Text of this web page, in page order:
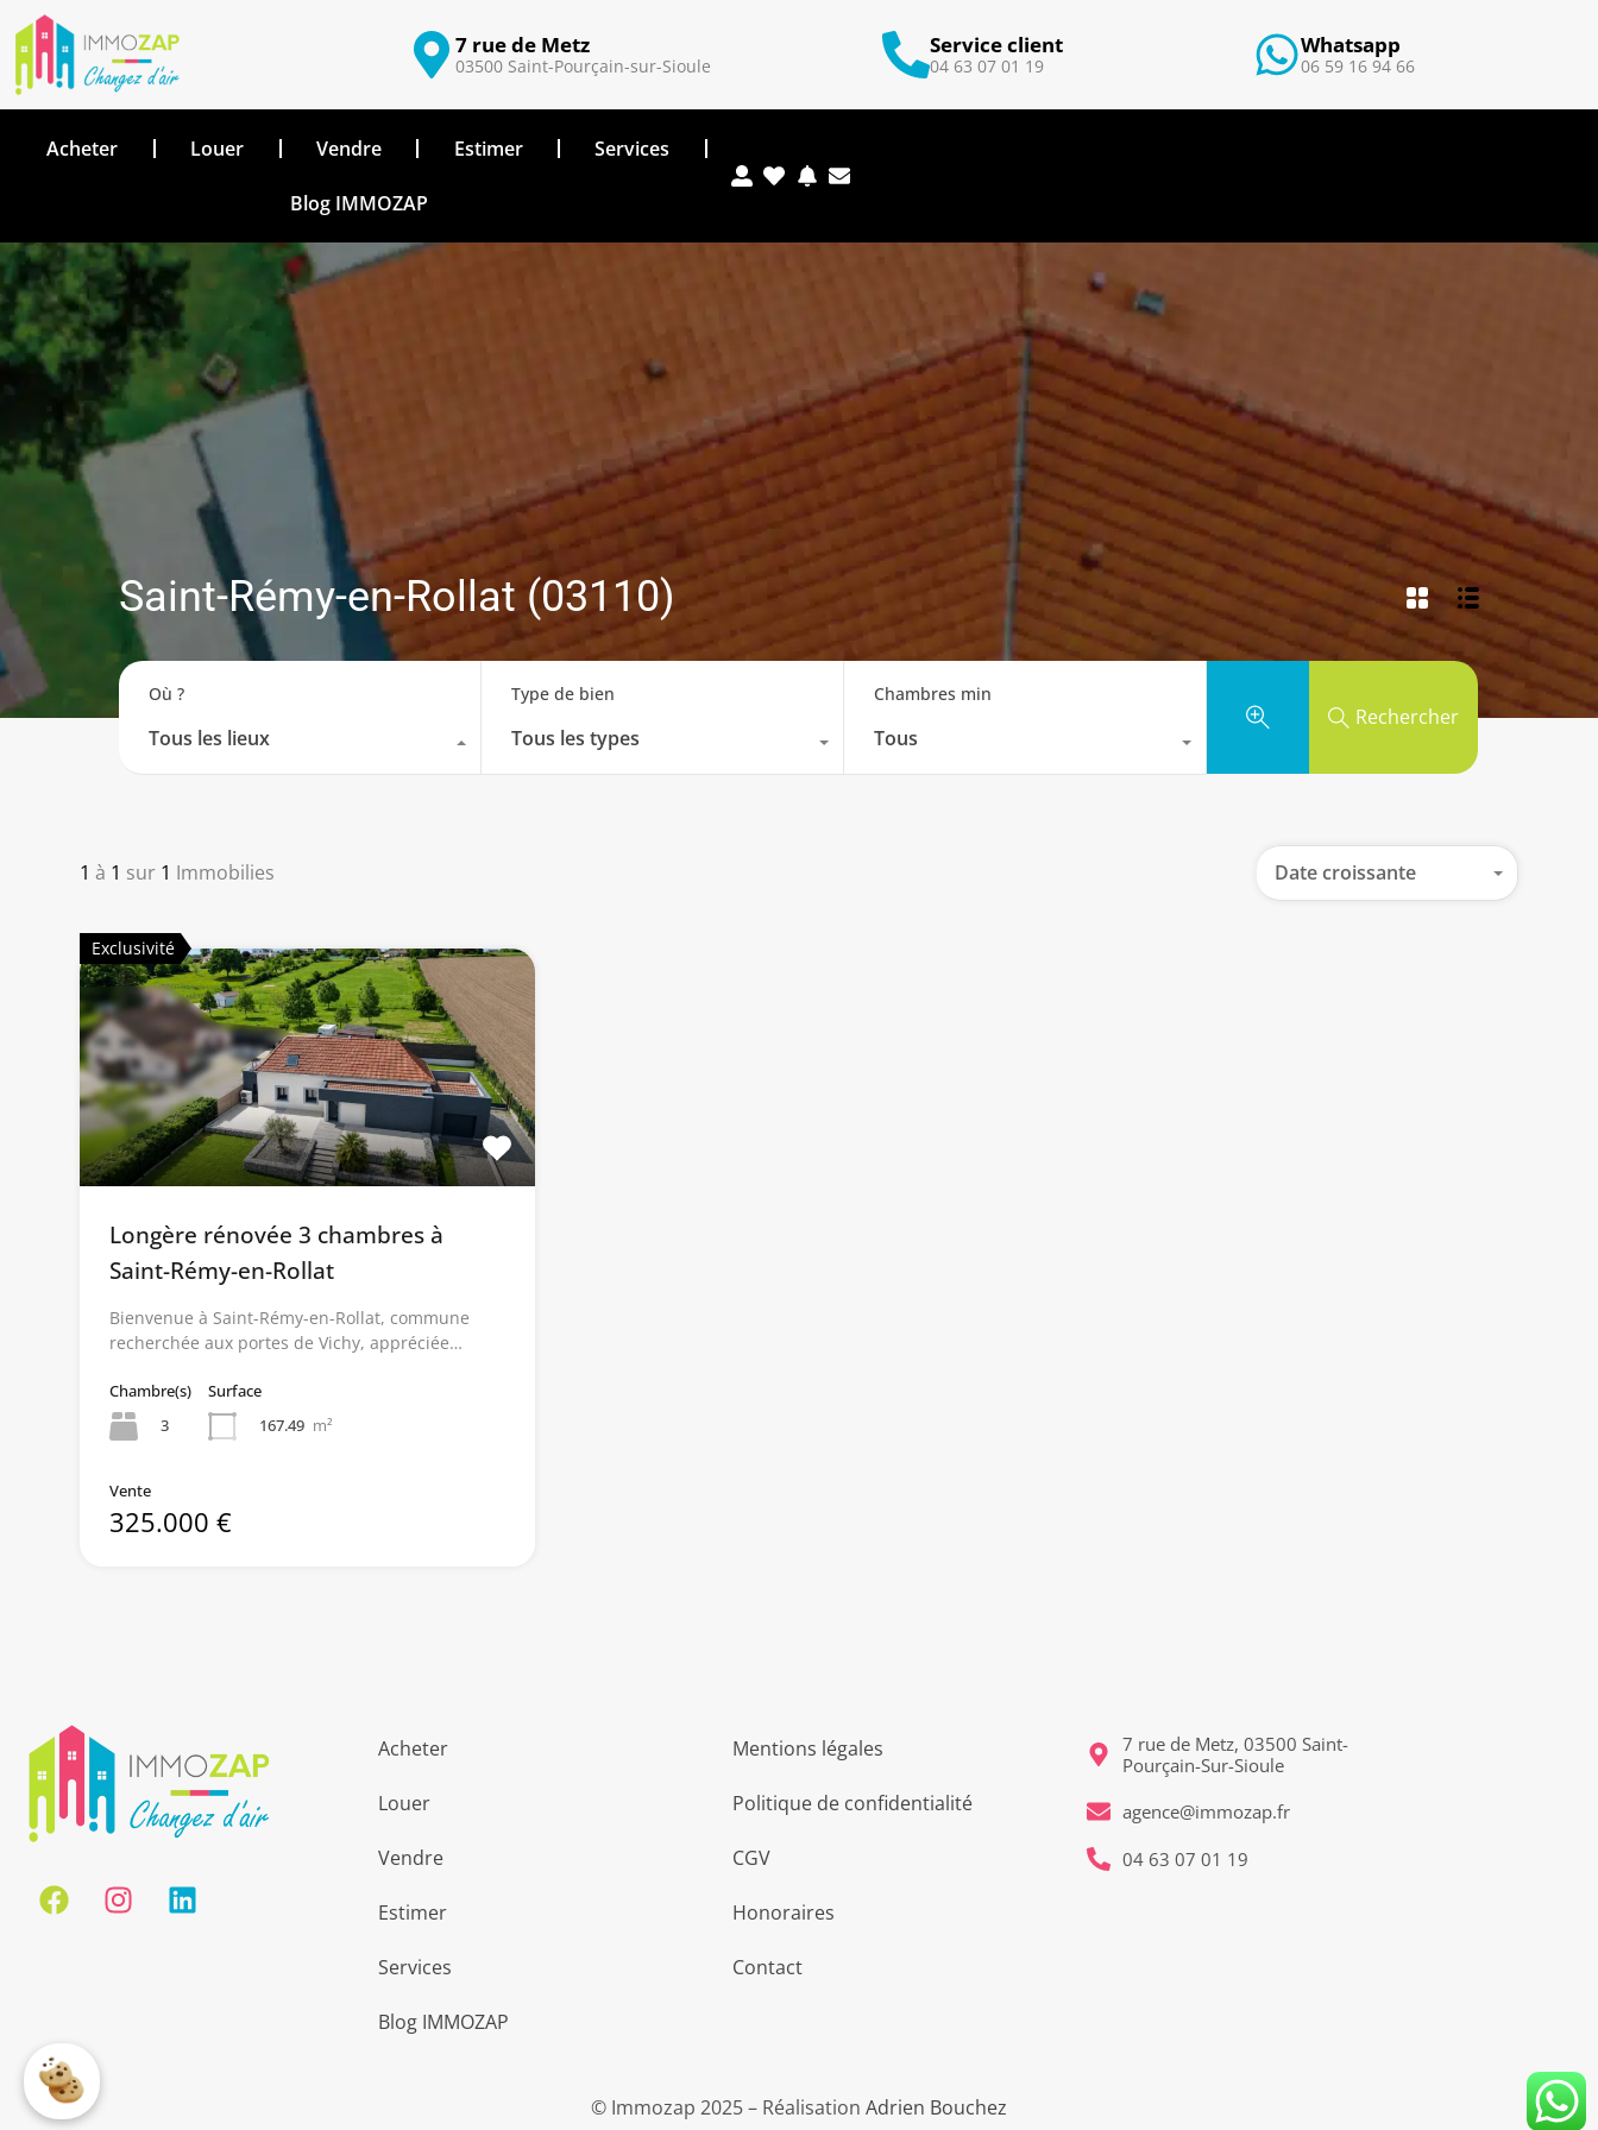
7 rue de Metz
03500 Saint-Pourçain-sur-Sioule
Service client
04 63 07 01 19
Whatsapp
06 59 16 94 66
Acheter Louer Vendre Estimer Services
Blog IMMOZAP
Saint-Rémy-en-Rollat (03110)
Où ?
Tous les lieux
Type de bien
Tous les types
Chambres min
Tous
Rechercher
1 à 1 sur 1 Immobilies Date croissante
Exclusivité
Longère rénovée 3 chambres à
Saint-Rémy-en-Rollat
Bienvenue à Saint-Rémy-en-Rollat, commune
recherchée aux portes de Vichy, appréciée…
Chambre(s)
3
Surface
167.49 m²
Vente
325.000 €
Acheter
Louer
Vendre
Estimer
Services
Blog IMMOZAP
Mentions légales
Politique de confidentialité
CGV
Honoraires
Contact
7 rue de Metz, 03500 Saint-
Pourçain-Sur-Sioule
agence@immozap.fr
04 63 07 01 19
© Immozap 2025 – Réalisation Adrien Bouchez